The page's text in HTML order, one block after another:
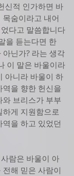
신적 인가하면 바
숨이라고 내어
다고 말씀합니다
을 듣는다면 한
닌가? 라는 생각
이 말은 바울이라
아니라 바울이 하
을 향한 헌신을
브리스가 부부
게 지원함으로
을 하고 있었던
람은 바울이 아
해 믿은 사람이